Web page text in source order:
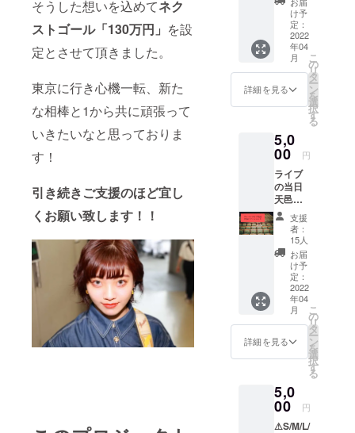
そうした想いを込めてネク
ストゴール「130万円」 を設
定とさせて頂きました。
東京に行き心機一転、新た
な相棒と1から共に頑張って
いきたいなと思っておりま
す！
引き続きご支援のほど宜し
くお願い致します！！
クネー
ムを記
入下さ
い。 ご
記入頂
いた方
はもれ
クス欄
にあな
たの名
前が♡
一緒に
作品を
作り上
げた大
切な一
人とし
て大切
な思い
出を♪
約1時間
の動画
です。
公開予
ンライ
ブ終演
後4月中
す。 サ
イズ・
100×14
8mm お
届け方
法▶︎
キャン
頂いた
住所へ
定形郵
送にて
お送り
致しま
す。 ※
送料込
が歌っ
ている
曲の中
から選
んでも
◯ 自身
の好き
な曲な
なんで
歌った
ことな
い知ら
ないお
歌など
につい
ては 一
生懸命
練習し
ます！
どんな
歌がく
るか
な？楽
み！！
※あまり
だと判
断した
場合は
こちら
け予
定：
2022
年04
月
詳細を見る
こ
の
リ
タ
ー
ン
を
選
択
す
る
5,0
00 円
ライブ
の当日
天邑と
ツー
ショッ
ト写真
が撮れ
ます！
お手持
ちの携
帯と当
日会場
のカメ
ラス
タッフ
に撮っ
うの
と。 カ
メラマ
ンさん
支援
者：
15人
お届
け予
定：
2022
年04
月
詳細を見る
こ
の
リ
タ
ー
ン
を
選
択
す
る
5,0
00 円
⚠︎S/M/L/